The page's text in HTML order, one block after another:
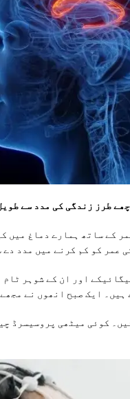
طرز زندگی کی مدد سے
کے ساتھ ہمارے دماغ میں
عمر کو کم کرنے میں مدد دے
والی 76 سالہ خاتون میگائیکے اور
ایک صبح انھوں نے
کوئی میٹھی پروسیسرڈ